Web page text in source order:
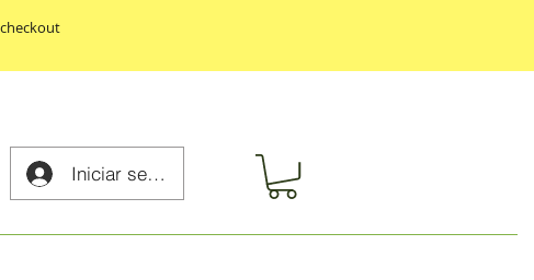
Iniciar sesión